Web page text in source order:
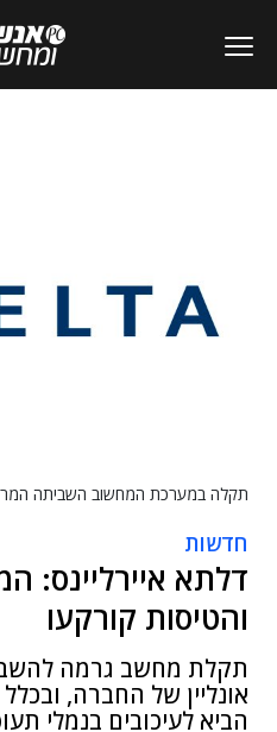
תקלה במערכת המחשוב השביתה
חדשות
דלתא איירליינס:
והטיסות קורקעו
תקלת מחשב גרמה
אונליין של החברה,
הביא לעיכובים בנמלי